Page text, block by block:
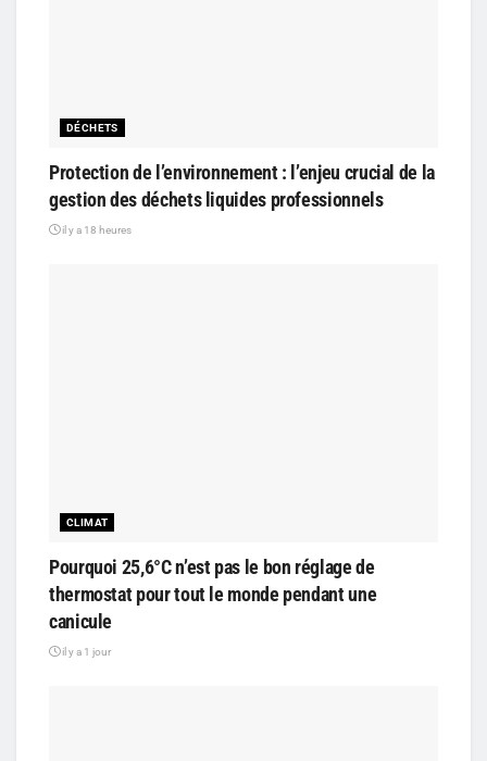
DÉCHETS
Protection de l’environnement : l’enjeu crucial de la
gestion des déchets liquides professionnels
il y a 18 heures
CLIMAT
Pourquoi 25,6°C n’est pas le bon réglage de
thermostat pour tout le monde pendant une
canicule
il y a 1 jour